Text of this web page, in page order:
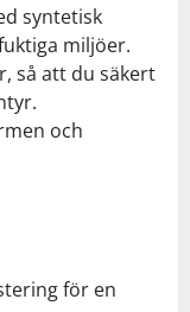
syntetisk
miljöer.
så att du säkert
och
för en